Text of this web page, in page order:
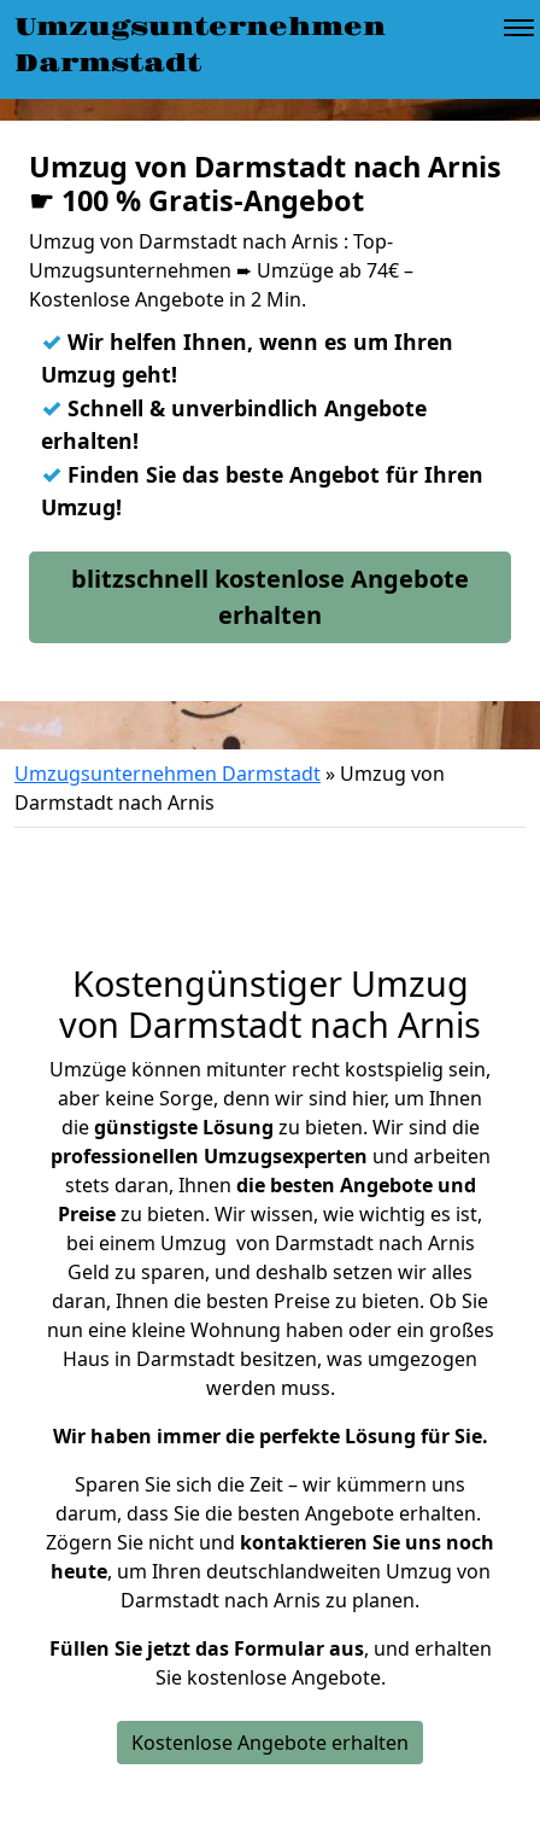
Umzugsunternehmen
Darmstadt
Umzug von Darmstadt nach Arnis
☛ 100 % Gratis-Angebot
Umzug von Darmstadt nach Arnis : Top-
Umzugsunternehmen ➨ Umzüge ab 74€ –
Kostenlose Angebote in 2 Min.
✓ Wir helfen Ihnen, wenn es um Ihren
Umzug geht!
✓ Schnell & unverbindlich Angebote
erhalten!
✓ Finden Sie das beste Angebot für Ihren
Umzug!
blitzschnell kostenlose Angebote
erhalten
Umzugsunternehmen Darmstadt» Umzug von
Darmstadt nach Arnis
Kostengünstiger Umzug
von Darmstadt nach Arnis
Umzüge können mitunter recht kostspielig sein,
aber keine Sorge, denn wir sind hier, um Ihnen
diegünstigste Lösung zu bieten. Wir sind die
professionellen Umzugsexperten und arbeiten
stets daran, Ihnen die besten Angebote und
Preisezu bieten. Wir wissen, wie wichtig es ist,
bei einem Umzug von Darmstadt nach Arnis
Geld zu sparen, und deshalb setzen wir alles
daran, Ihnen die besten Preise zu bieten. Ob Sie
nun eine kleine Wohnung haben oder ein großes
Haus in Darmstadt besitzen, was umgezogen
werden muss.
Wir haben immer die perfekte Lösung für Sie.
Sparen Sie sich die Zeit – wir kümmern uns
darum, dass Sie die besten Angebote erhalten.
Zögern Sie nicht und kontaktieren Sie uns noch
heute, um Ihren deutschlandweiten Umzug von
Darmstadt nach Arnis zu planen.
Füllen Sie jetzt das Formular aus, und erhalten
Sie kostenlose Angebote.
Kostenlose Angebote erhalten